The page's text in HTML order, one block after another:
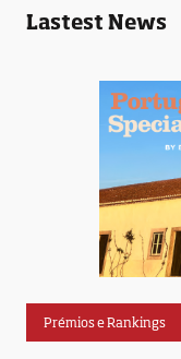
Lastest News
Prémios e Rankings